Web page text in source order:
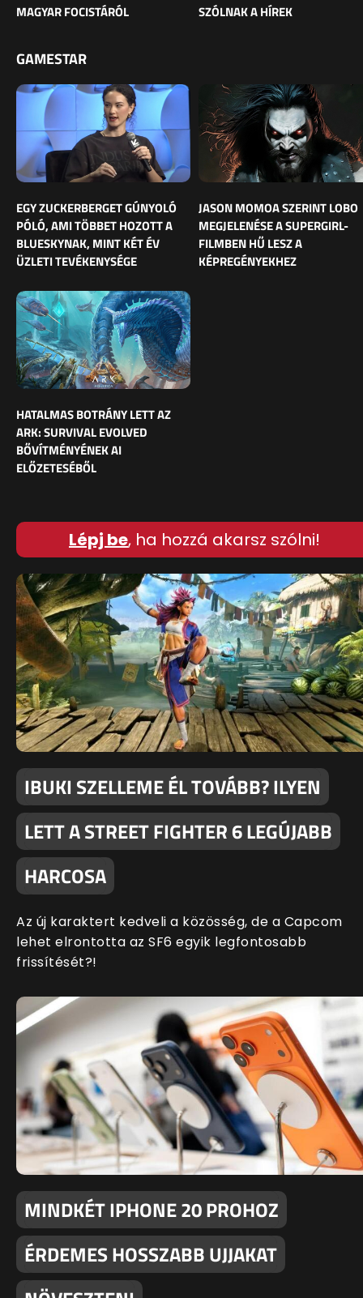
MAGYAR FOCISTÁRÓL
SZÓLNAK A HÍREK
GAMESTAR
EGY ZUCKERBERGET GÚNYOLÓ
PÓLÓ, AMI TÖBBET HOZOTT A
BLUESKYNAK, MINT KÉT ÉV
ÜZLETI TEVÉKENYSÉGE
JASON MOMOA SZERINT LOBO
MEGJELENÉSE A SUPERGIRL-
FILMBEN HŰ LESZ A
KÉPREGÉNYEKHEZ
HATALMAS BOTRÁNY LETT AZ
ARK: SURVIVAL EVOLVED
BŐVÍTMÉNYÉNEK AI
ELŐZETESÉBŐL
Lépj be, ha hozzá akarsz szólni!
IBUKI SZELLEME ÉL TOVÁBB? ILYEN
LETT A STREET FIGHTER 6 LEGÚJABB
HARCOSA
Az új karaktert kedveli a közösség, de a Capcom
lehet elrontotta az SF6 egyik legfontosabb
frissítését?!
MINDKÉT IPHONE 20 PROHOZ
ÉRDEMES HOSSZABB UJJAKAT